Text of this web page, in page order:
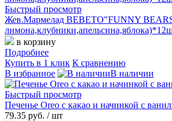
Быстрый просмотр
Жев.Мармелад BEBETO"FUNNY
в корзину
Подробнее
Купить в 1 клик К сравнению
В избранное
В наличии
Быстрый просмотр
Печенье Oreo с какао и начинкой с
79.35 руб. / шт